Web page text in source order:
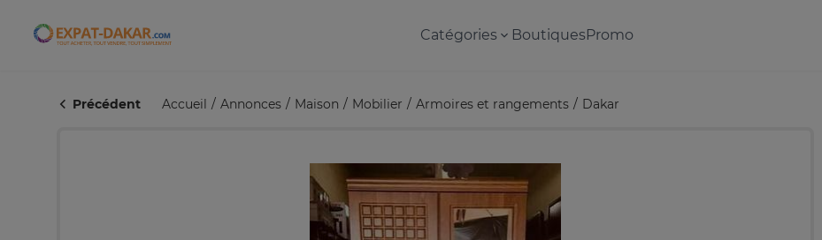
Expat-Dakar Catégories BoutiquesPromo
Précédent Accueil Annonces Maison Mobilier Armoires et rangements Dakar